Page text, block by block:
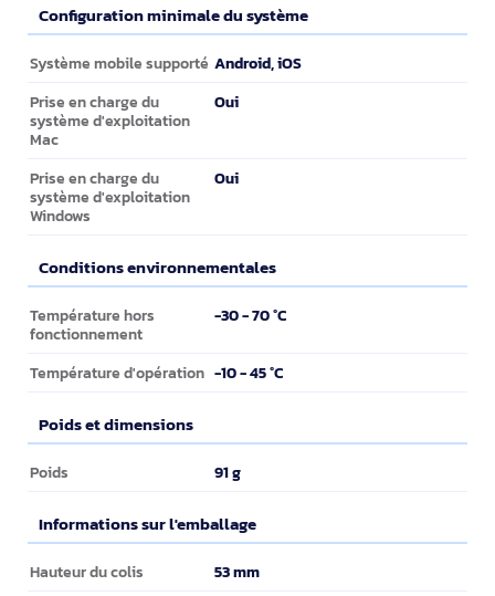
Configuration minimale du système
Configuration minimale du système
Système mobile supporté Android, iOS
Prise en charge du
système d'exploitation
Mac
Oui
Prise en charge du
système d'exploitation
Windows
Oui
Conditions environnementales
Conditions environnementales
Température hors
fonctionnement
-30 - 70 °C
Température d'opération -10 - 45 °C
Poids et dimensions
Poids et dimensions
Poids 91 g
Informations sur l'emballage
Informations sur l'emballage
Hauteur du colis 53 mm